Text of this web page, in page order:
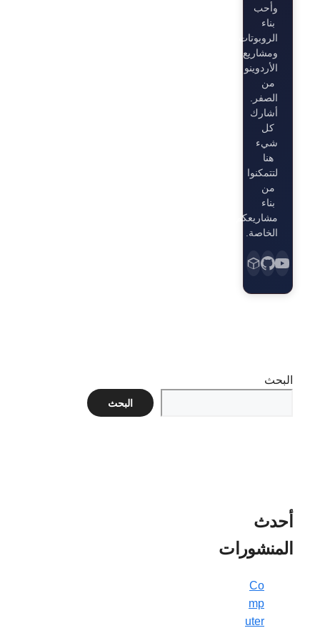
وأحب
بناء
الروبوتات
ومشاريع
الأردوينو
من
الصفر.
أشارك
كل
شيء
هنا
لتتمكنوا
من
بناء
مشاريعكم
الخاصة.
البحث
البحث
أحدث
المنشورات
Co
mp
uter